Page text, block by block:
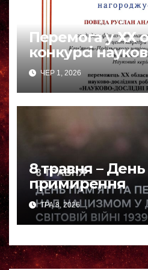
Перемога у ХХ
конкурсі
робіт
ЧЕР 1, 2026
8 травня – День
примирення
ТРА 8, 2026